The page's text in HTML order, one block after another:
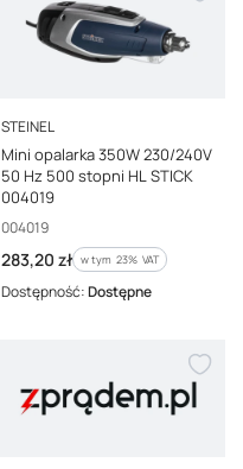
PRODUCENT
STEINEL
Mini opalarka 350W 230/240V
50 Hz 500 stopni HL STICK
004019
Kod producenta
004019
Cena brutto
283,20 zł w tym %s VAT
w tym 23% VAT
Dostępność:Dostępne